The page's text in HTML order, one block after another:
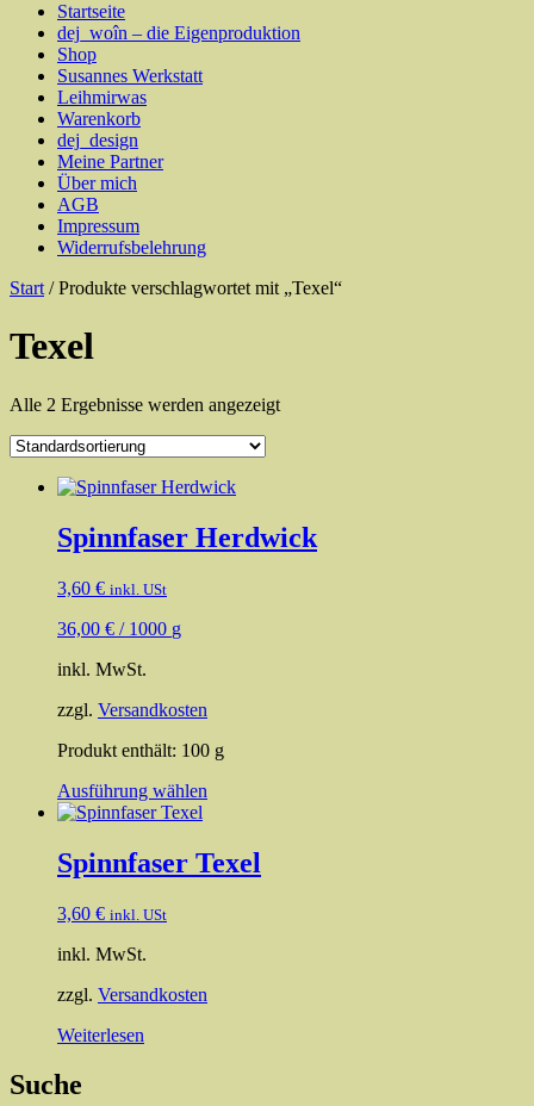
Startseite
dej_woîn – die Eigenproduktion
Shop
Susannes Werkstatt
Leihmirwas
Warenkorb
dej_design
Meine Partner
Über mich
AGB
Impressum
Widerrufsbelehrung
Start / Produkte verschlagwortet mit „Texel“
Texel
Alle 2 Ergebnisse werden angezeigt
Spinnfaser Herdwick
3,60 € inkl. USt
36,00 € / 1000 g
inkl. MwSt.
zzgl. Versandkosten
Produkt enthält: 100 g
Ausführung wählen
mehrere
Varianten
der
Spinnfaser Texel
3,60 € inkl. USt
inkl. MwSt.
zzgl. Versandkosten
Weiterlesen
Suche